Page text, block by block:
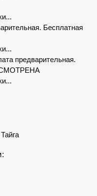
Бесплатная
предварительная.